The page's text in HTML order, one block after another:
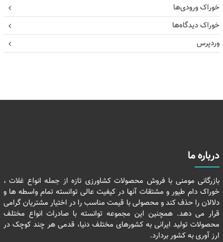
خوراک ورودی‌ها
خوراک دیدگاه‌ها
وردپرس
درباره ما
بازرگانی مومنی با فروش محصولات کشاورزی تازه از جمله انواع غلات ،
خوراک دام طیور و مشتقات آنها در کیفیت عالی توانسته تمام واسطه ها و
دلالان را حذف کند و محصولی با قیمت مناسب را در اختیار مشتریان گرامی
قرار می دهد. همچنین این مجموعه توانسته با صادرات انواع مختلف
محصولات تولید ایرانی به کشورهای مختلف دنیا، قدمی هر چند کوچک در
ارز آوری به کشور بردارد.